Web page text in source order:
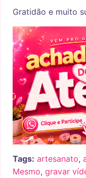
Gratidão e muito
Tags: artesanato,
Mesmo, gravar